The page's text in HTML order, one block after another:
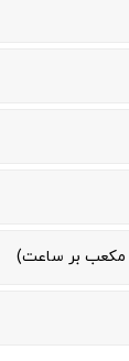
مکعب بر ساعت)